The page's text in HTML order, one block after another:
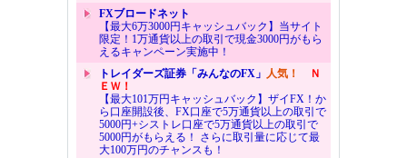
FXブロードネット
【最大6万3000円キャッシュバック】当サイト
限定！1万通貨以上の取引で現金3000円がもら
えるキャンペーン実施中！
トレイダーズ証券「みんなのFX」 人気！
Ｎ
ＥＷ！
【最大101万円キャッシュバック】ザイFX！か
ら口座開設後、FX口座で5万通貨以上の取引で
5000円+シストレ口座で5万通貨以上の取引で
5000円がもらえる！ さらに取引量に応じて最
大100万円のチャンスも！